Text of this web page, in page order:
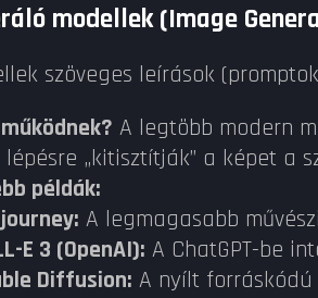
modellek (Image
szöveges leírások
A legtöbb modern
lépésre „kitisztítják” a képet a
példák:
A legmagasabb
E 3 (OpenAI): A ChatGPT-be
Diffusion: A nyílt